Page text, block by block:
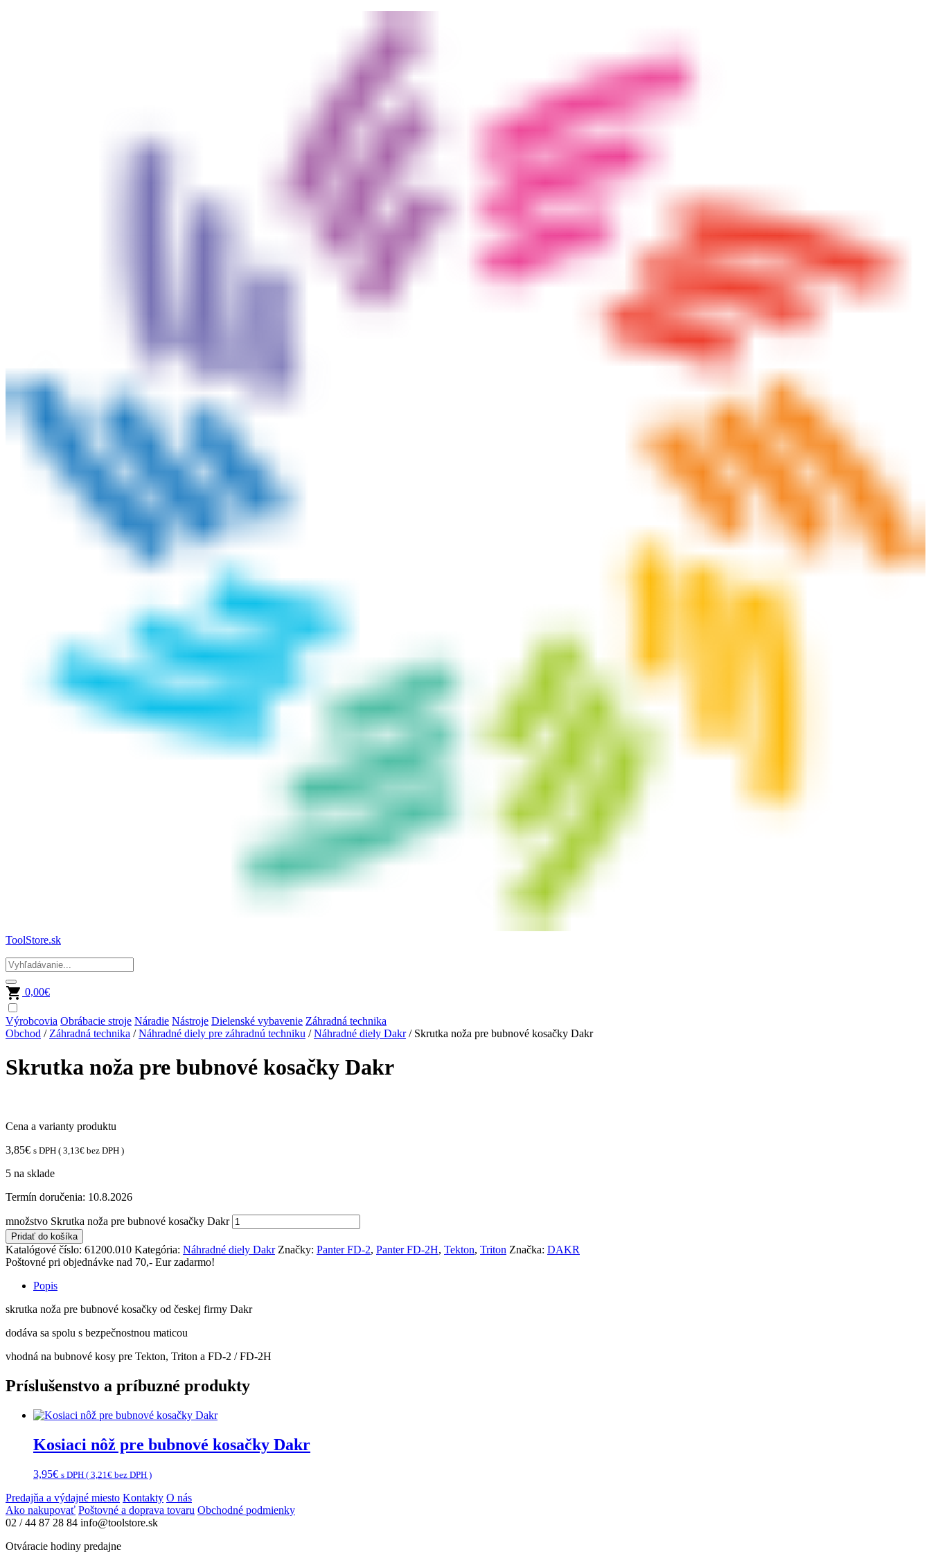
ToolStore.sk
0,00€
Výrobcovia Obrábacie stroje Náradie Nástroje Dielenské vybavenie Záhradná technika
Obchod / Záhradná technika /Náhradné diely pre záhradnú techniku /Náhradné diely Dakr/ Skrutka noža pre bubnové kosačky Dakr
Skrutka noža pre bubnové kosačky Dakr
Cena a varianty produktu
3,85€ s DPH ( 3,13€ bez DPH )
5 na sklade
Termín doručenia: 10.8.2026
množstvo Skrutka noža pre bubnové kosačky Dakr
Pridať do košíka
Katalógové číslo: 61200.010 Kategória: Náhradné diely Dakr Značky: Panter FD-2, Panter FD-2H, Tekton, Triton Značka: DAKR
Poštovné pri objednávke nad 70,- Eur zadarmo!
Popis
skrutka noža pre bubnové kosačky od českej firmy Dakr
dodáva sa spolu s bezpečnostnou maticou
vhodná na bubnové kosy pre Tekton, Triton a FD-2 / FD-2H
Príslušenstvo a príbuzné produkty
Kosiaci nôž pre bubnové kosačky Dakr
3,95€ s DPH ( 3,21 € bez DPH )
Predajňa a výdajné miesto Kontakty O nás
Ako nakupovať Poštovné a doprava tovaru Obchodné podmienky
02 / 44 87 28 84 info@toolstore.sk
Otváracie hodiny predajne